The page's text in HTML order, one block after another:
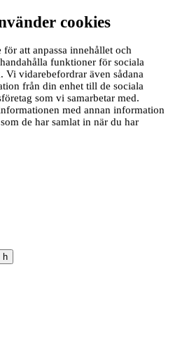
cookies
att anpassa innehållet och
funktioner för sociala
Vi vidarebefordrar även sådana
från din enhet till de sociala
som vi samarbetar med.
med annan information
de har samlat in när du har